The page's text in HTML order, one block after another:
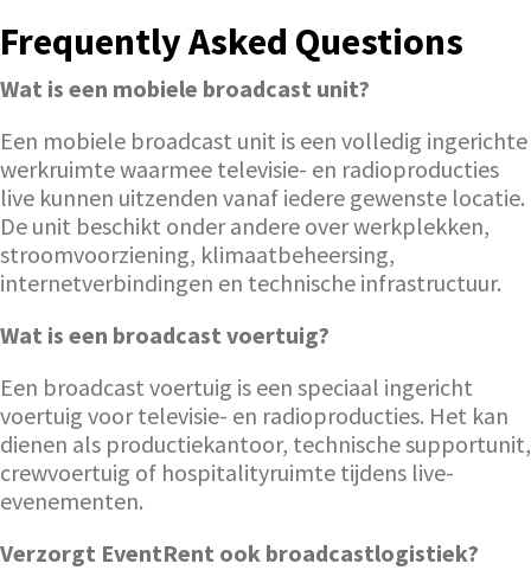
Frequently Asked Questions
Wat is een mobiele broadcast unit?
Een mobiele broadcast unit is een volledig ingerichte
werkruimte waarmee televisie- en radioproducties
live kunnen uitzenden vanaf iedere gewenste locatie.
De unit beschikt onder andere over werkplekken,
stroomvoorziening, klimaatbeheersing,
internetverbindingen en technische infrastructuur.
Wat is een broadcast voertuig?
Een broadcast voertuig is een speciaal ingericht
voertuig voor televisie- en radioproducties. Het kan
dienen als productiekantoor, technische supportunit,
crewvoertuig of hospitalityruimte tijdens live-
evenementen.
Verzorgt EventRent ook broadcastlogistiek?